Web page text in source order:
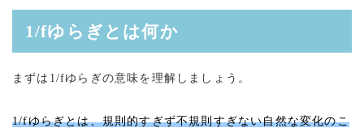
1/fゆらぎとは何か
まずは1/fゆらぎの意味を理解しましょう。
1/fゆらぎとは、規則的すぎず不規則すぎない自然な変化のこ